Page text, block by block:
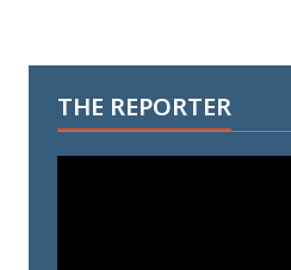
THE REPORTER